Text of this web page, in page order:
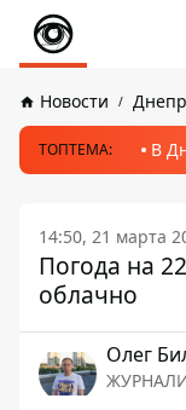
Новости Днепр
ТОПТЕМА: В
14:50, 21 марта
Погода на
облачно
Олег